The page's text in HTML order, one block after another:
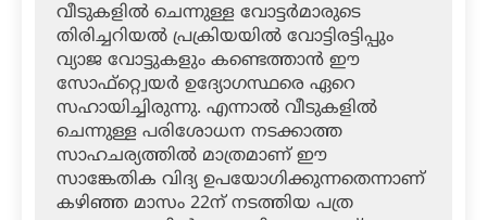
വീടുകളില്‍ ചെന്നുള്ള വോട്ടര്‍മാരുടെ
തിരിച്ചറിയല്‍ പ്രക്രിയയില്‍ വോട്ടിരട്ടിപ്പും
വ്യാജ വോട്ടുകളും കണ്ടെത്താന്‍ ഈ
സോഫ്‌റ്റ്വെയര്‍ ഉദ്യോഗസ്ഥരെ ഏറെ
സഹായിച്ചിരുന്നു. എന്നാല്‍ വീടുകളില്‍
ചെന്നുള്ള പരിശോധന നടക്കാത്ത
സാഹചര്യത്തില്‍ മാത്രമാണ് ഈ
സാങ്കേതിക വിദ്യ ഉപയോഗിക്കുന്നതെന്നാണ്
കഴിഞ്ഞ മാസം 22ന് നടത്തിയ പത്ര